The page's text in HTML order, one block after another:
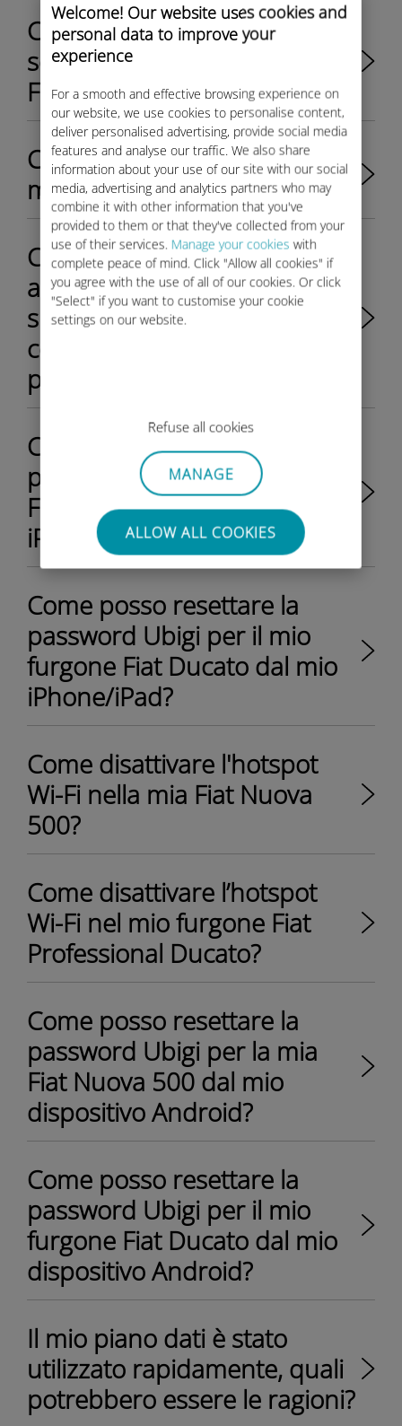
Welcome! Our website uses cookies and
personal data to improve your
experience
For a smooth and effective browsing experience on
our website, we use cookies to personalise content,
deliver personalised advertising, provide social media
features and analyse our traffic. We also share
information about your use of our site with our social
media, advertising and analytics partners who may
combine it with other information that you've
provided to them or that they've collected from your
use of their services. Manage your cookies with
complete peace of mind. Click "Allow all cookies" if
you agree with the use of all of our cookies. Or click
"Select" if you want to customise your cookie
settings on our website.
Refuse all cookies
MANAGE
ALLOW ALL COOKIES
Come posso attivare il
servizio WiFi nel mio furgone
Fiat Professional Ducato?
Come posso controllare la
mia restante parte di dati?
Come posso controllare gli
aggiornamenti del mio
smartphone / tablet dal
consumo automatico del mio
piano dati Ubigi?
Come posso resettare la
password Ubigi per la mia
Fiat Nuova 500 dal mio
iPhone/iPad?
Come posso resettare la
password Ubigi per il mio
furgone Fiat Ducato dal mio
iPhone/iPad?
Come disattivare l'hotspot
Wi-Fi nella mia Fiat Nuova
500?
Come disattivare l’hotspot
Wi-Fi nel mio furgone Fiat
Professional Ducato?
Come posso resettare la
password Ubigi per la mia
Fiat Nuova 500 dal mio
dispositivo Android?
Come posso resettare la
password Ubigi per il mio
furgone Fiat Ducato dal mio
dispositivo Android?
Il mio piano dati è stato
utilizzato rapidamente, quali
potrebbero essere le ragioni?